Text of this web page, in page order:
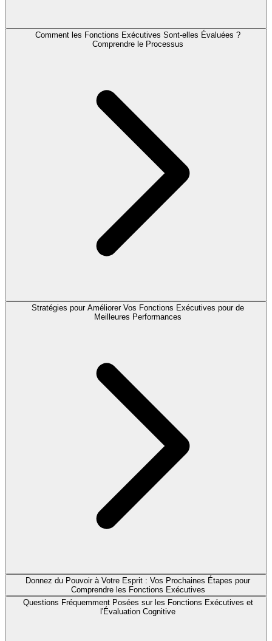
Comment les Fonctions Exécutives Sont-elles Évaluées ?
Comprendre le Processus
Stratégies pour Améliorer Vos Fonctions Exécutives pour de
Meilleures Performances
Donnez du Pouvoir à Votre Esprit : Vos Prochaines Étapes pour
Comprendre les Fonctions Exécutives
Questions Fréquemment Posées sur les Fonctions Exécutives et
l'Évaluation Cognitive